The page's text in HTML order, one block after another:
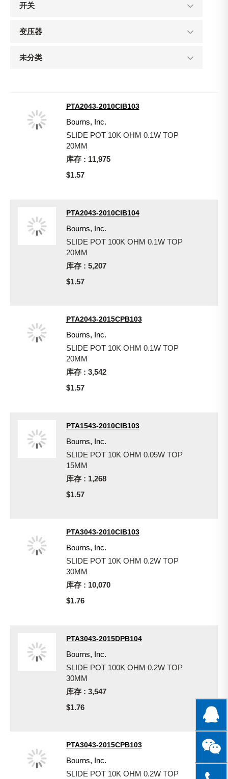
开关
变压器
未分类
PTA2043-2010CIB103
Bourns, Inc.
SLIDE POT 10K OHM 0.1W TOP
20MM
库存 : 11,975
$1.57
PTA2043-2010CIB104
Bourns, Inc.
SLIDE POT 100K OHM 0.1W TOP
20MM
库存 : 5,207
$1.57
PTA2043-2015CPB103
Bourns, Inc.
SLIDE POT 10K OHM 0.1W TOP
20MM
库存 : 3,542
$1.57
PTA1543-2010CIB103
Bourns, Inc.
SLIDE POT 10K OHM 0.05W TOP
15MM
库存 : 1,268
$1.57
PTA3043-2010CIB103
Bourns, Inc.
SLIDE POT 10K OHM 0.2W TOP
30MM
库存 : 10,070
$1.76
PTA3043-2015DPB104
Bourns, Inc.
SLIDE POT 100K OHM 0.2W TOP
30MM
库存 : 3,547
$1.76
PTA3043-2015CPB103
Bourns, Inc.
SLIDE POT 10K OHM 0.2W TOP